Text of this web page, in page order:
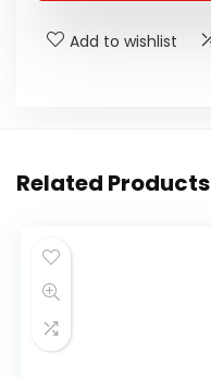
Add to wishlist
Related Products